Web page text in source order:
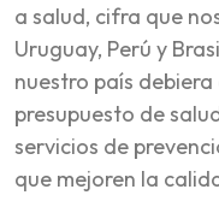
a salud, cifra que
Uruguay, Perú y
nuestro país debiera
presupuesto de
servicios de
que mejoren la